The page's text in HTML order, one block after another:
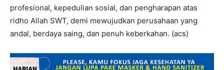
profesional, kepedulian sosial, dan pengharapan atas
ridho Allah SWT, demi mewujudkan perusahaan yang
andal, berdaya saing, dan penuh keberkahan. (acs)